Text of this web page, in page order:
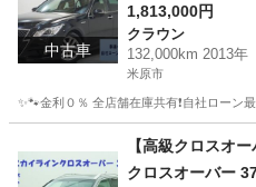
中古車
1,813,000円
クラウン
132,000km 2013年
米原市
✨🐾金利０％ 全店舗在庫共有❗️自社ロー
クラウン アスリ
【高級クロスオ
クロスオーバー